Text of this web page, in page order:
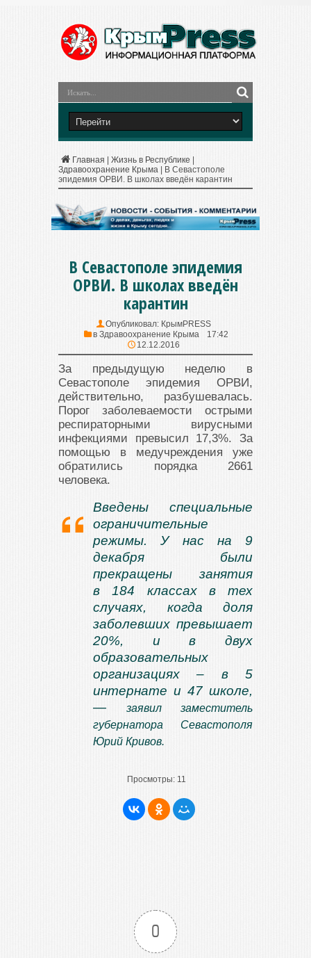
Главная Жизнь в Республике
Здравоохранение Крыма
В Севастополе
эпидемия ОРВИ. В школах введён карантин
В Севастополе эпидемия
ОРВИ. В школах введён
карантин
Опубликовал: КрымPRESS
в Здравоохранение Крыма
17:42
12.12.2016
За предыдущую неделю в
Севастополе эпидемия ОРВИ,
действительно, разбушевалась.
Порог заболеваемости острыми
респираторными вирусными
инфекциями превысил 17,3%. За
помощью в медучреждения уже
обратились порядка 2661
человека.
Введены специальные
ограничительные
режимы. У нас на 9
декабря были
прекращены занятия
в 184 классах в тех
случаях, когда доля
заболевших превышает
20%, и в двух
образовательных
организациях – в 5
интернате и 47 школе,
—
заявил заместитель
губернатора Севастополя
Юрий Кривов.
Просмотры: 11
0